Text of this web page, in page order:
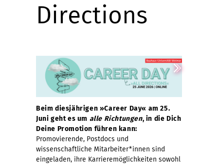
Directions
Beim diesjährigen »Career Day« am 25.
Juni geht es um alle Richtungen, in die Dich
Deine Promotion führen kann:
Promovierende, Postdocs und
wissenschaftliche Mitarbeiter*innen sind
eingeladen, ihre Karrieremöglichkeiten sowohl